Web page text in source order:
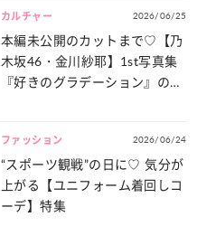
カルチャー 2026/06/25
本編未公開のカットまで♡【乃
木坂46・金川紗耶】1st写真集
『好きのグラデーション』の魅
ファッション 2026/06/24
“スポーツ観戦”の日に♡ 気分が
上がる【ユニフォーム着回しコ
ーデ】特集